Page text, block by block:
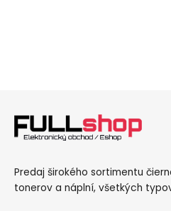
Predaj širokého sortimentu
tonerov a náplní, všetkých